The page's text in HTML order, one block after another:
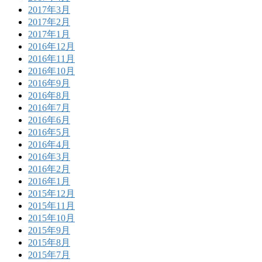
2017年3月
2017年2月
2017年1月
2016年12月
2016年11月
2016年10月
2016年9月
2016年8月
2016年7月
2016年6月
2016年5月
2016年4月
2016年3月
2016年2月
2016年1月
2015年12月
2015年11月
2015年10月
2015年9月
2015年8月
2015年7月